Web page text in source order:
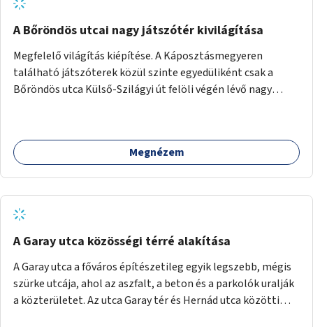
A Bőröndös utcai nagy játszótér kivilágítása
Megfelelő világítás kiépítése. A Káposztásmegyeren
található játszóterek közül szinte egyedüliként csak a
Bőröndös utca Külső-Szilágyi út felöli végén lévő nagy
Megnézem
A Garay utca közösségi térré alakítása
A Garay utca a főváros építészetileg egyik legszebb, mégis
szürke utcája, ahol az aszfalt, a beton és a parkolók uralják
a közterületet. Az utca Garay tér és Hernád utca közötti